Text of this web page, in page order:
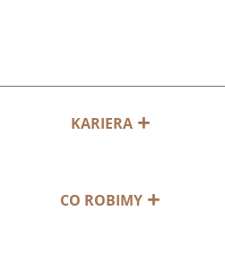
KARIERA
CO ROBIMY